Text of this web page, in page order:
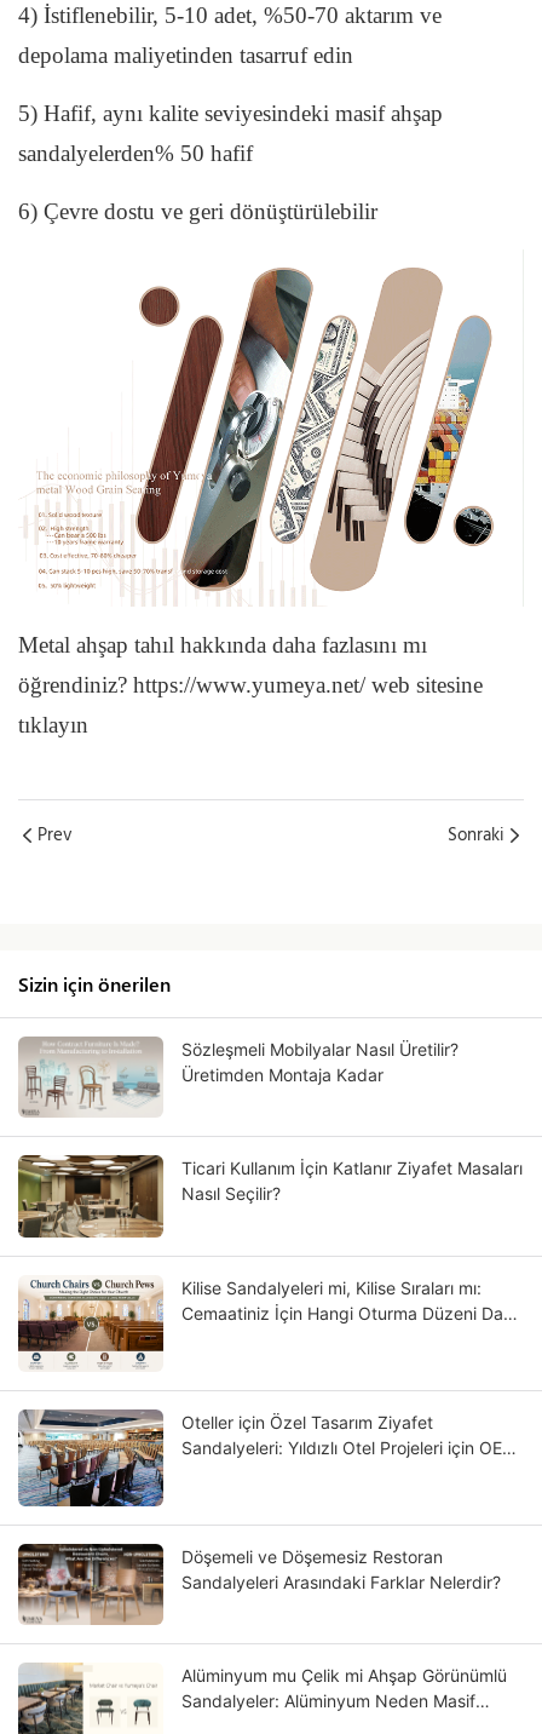
4) İstiflenebilir, 5-10 adet, %50-70 aktarım ve
depolama maliyetinden tasarruf edin
5) Hafif, aynı kalite seviyesindeki masif ahşap
sandalyelerden% 50 hafif
6) Çevre dostu ve geri dönüştürülebilir
Metal ahşap tahıl hakkında daha fazlasını mı
öğrendiniz? https://www.yumeya.net/ web sitesine
tıklayın
Prev Sonraki
Sizin için önerilen
Sözleşmeli Mobilyalar Nasıl Üretilir?
Üretimden Montaja Kadar
Ticari Kullanım İçin Katlanır Ziyafet Masaları
Nasıl Seçilir?
Kilise Sandalyeleri mi, Kilise Sıraları mı:
Cemaatiniz İçin Hangi Oturma Düzeni Daha
Oteller için Özel Tasarım Ziyafet
Sandalyeleri: Yıldızlı Otel Projeleri için OEM
Döşemeli ve Döşemesiz Restoran
Sandalyeleri Arasındaki Farklar Nelerdir?
Alüminyum mu Çelik mi Ahşap Görünümlü
Sandalyeler: Alüminyum Neden Masif